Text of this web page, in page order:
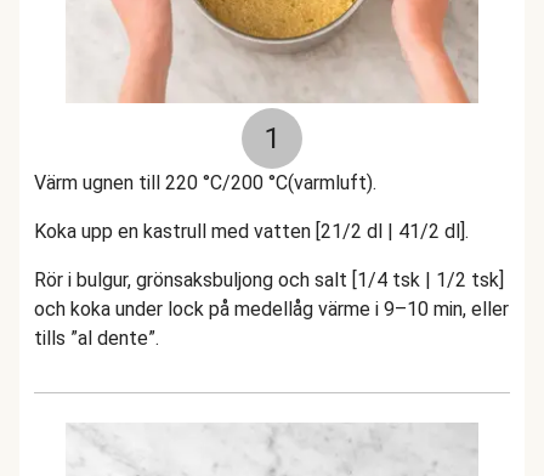
1
Värm ugnen till 220 °C/200 °C(varmluft).
Koka upp en kastrull med vatten [21/2 dl | 41/2 dl].
Rör i bulgur, grönsaksbuljong och salt [1/4 tsk | 1/2 tsk]
och koka under lock på medellåg värme i 9–10 min, eller
tills ”al dente”.